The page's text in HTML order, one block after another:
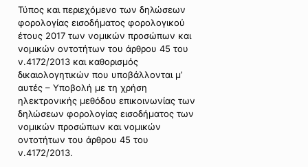
Τύπος και περιεχόμενο των δηλώσεων
φορολογίας εισοδήματος φορολογικού
έτους 2017 των νομικών προσώπων και
νομικών οντοτήτων του άρθρου 45 του
ν.4172/2013 και καθορισμός
δικαιολογητικών που υποβάλλονται μ’
αυτές – Υποβολή με τη χρήση
ηλεκτρονικής μεθόδου επικοινωνίας των
δηλώσεων φορολογίας εισοδήματος των
νομικών προσώπων και νομικών
οντοτήτων του άρθρου 45 του
ν.4172/2013.